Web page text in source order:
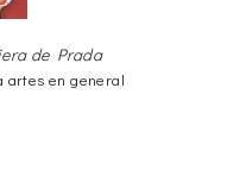
de Prada
artes en general